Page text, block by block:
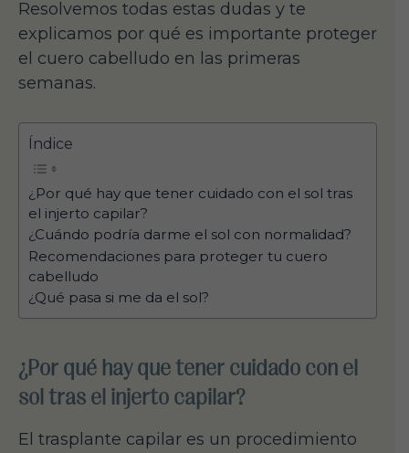
Resolvemos todas estas dudas y te
explicamos por qué es importante proteger
el cuero cabelludo en las primeras
semanas.
Índice
¿Por qué hay que tener cuidado con el sol tras
el injerto capilar?
¿Cuándo podría darme el sol con normalidad?
Recomendaciones para proteger tu cuero
cabelludo
¿Qué pasa si me da el sol?
¿Por qué hay que tener cuidado con el
sol tras el injerto capilar?
El trasplante capilar es un procedimiento